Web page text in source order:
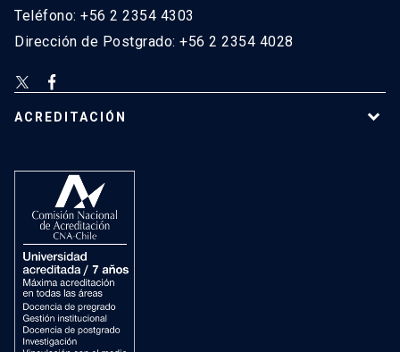
Teléfono: +56 2 2354 4303
Dirección de Postgrado: +56 2 2354 4028
ACREDITACIÓN